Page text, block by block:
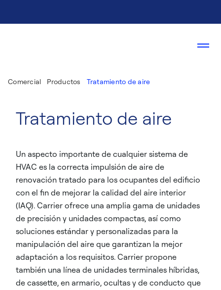
Comercial Productos Tratamiento de aire
Tratamiento de aire
Un aspecto importante de cualquier sistema de
HVAC es la correcta impulsión de aire de
renovación tratado para los ocupantes del edificio
con el fin de mejorar la calidad del aire interior
(IAQ). Carrier ofrece una amplia gama de unidades
de precisión y unidades compactas, así como
soluciones estándar y personalizadas para la
manipulación del aire que garantizan la mejor
adaptación a los requisitos. Carrier propone
también una línea de unidades terminales híbridas,
de cassette, en armario, ocultas y de conducto que